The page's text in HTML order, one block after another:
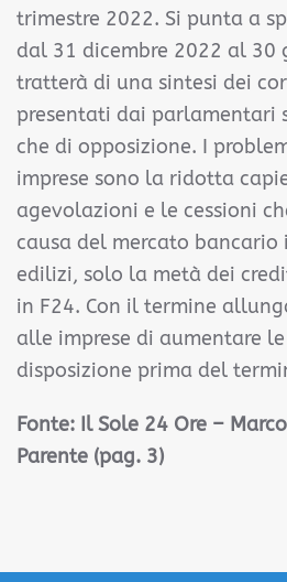
trimestre 2022. Si punta a
dal 31 dicembre 2022 al 30
tratterà di una sintesi dei
presentati dai parlamentari
che di opposizione. I
imprese sono la ridotta
agevolazioni e le cessioni
causa del mercato
edilizi, solo la metà dei
in F24. Con il termine
alle imprese di aumentare
disposizione prima del
Fonte: Il Sole 24 Ore –
Parente (pag. 3)